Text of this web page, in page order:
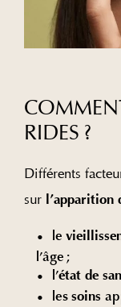
RIDES ?
Différents
sur l’apparition
le
l’âge ;
l’état de
les soins